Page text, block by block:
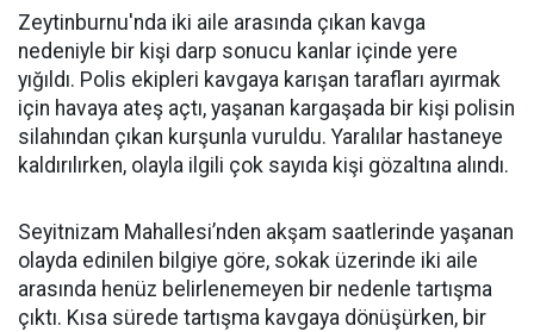
Zeytinburnu'nda iki aile arasında çıkan kavga
nedeniyle bir kişi darp sonucu kanlar içinde yere
yığıldı. Polis ekipleri kavgaya karışan tarafları ayırmak
için havaya ateş açtı, yaşanan kargaşada bir kişi polisin
silahından çıkan kurşunla vuruldu. Yaralılar hastaneye
kaldırılırken, olayla ilgili çok sayıda kişi gözaltına alındı.
Seyitnizam Mahallesi’nden akşam saatlerinde yaşanan
olayda edinilen bilgiye göre, sokak üzerinde iki aile
arasında henüz belirlenemeyen bir nedenle tartışma
çıktı. Kısa sürede tartışma kavgaya dönüşürken, bir